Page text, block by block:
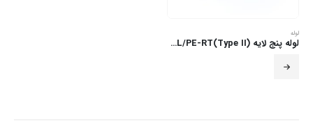
لوله
لوله پنج لایه PE-Xb/AL/PE-RT(Type II)